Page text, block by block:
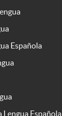
Española
Española